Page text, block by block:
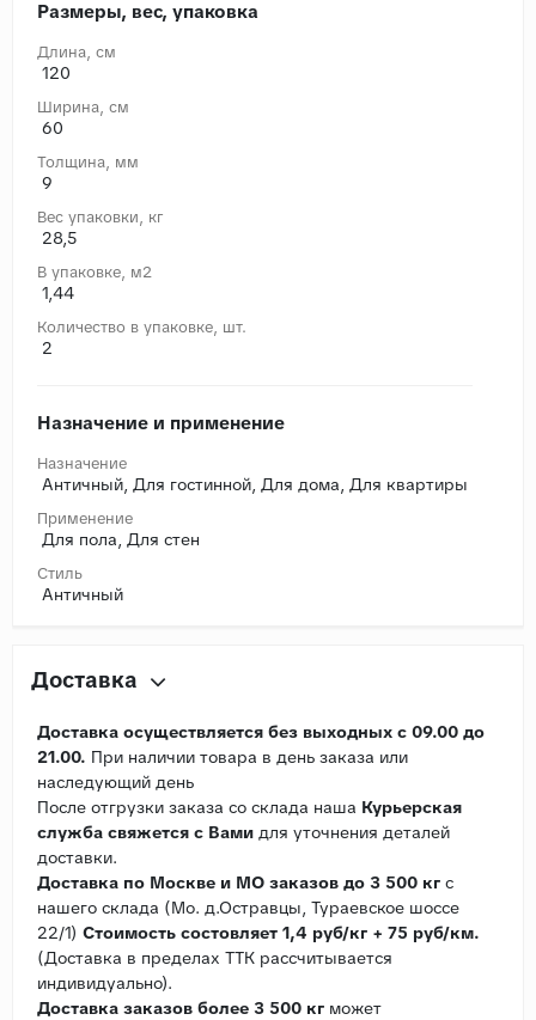
Размеры, вес, упаковка
Длина, cм
120
Ширина, cм
60
Толщина, мм
9
Вес упаковки, кг
28,5
В упаковке, м2
1,44
Количество в упаковке, шт.
2
Назначение и применение
Назначение
Античный, Для гостинной, Для дома, Для квартиры
Применение
Для пола, Для стен
Стиль
Античный
Доставка
Доставка осуществляется без выходных с 09.00 до
21.00. При наличии товара в день заказа или
наследующий день
После отгрузки заказа со склада наша Курьерская
служба свяжется с Вами для уточнения деталей
доставки.
Доставка по Москве и МО заказов до 3 500 кг с
нашего склада (Мо. д.Остравцы, Тураевское шоссе
22/1) Стоимость состовляет 1,4 руб/кг + 75 руб/км.
(Доставка в пределах ТТК рассчитывается
индивидуально).
Доставка заказов более 3 500 кг может